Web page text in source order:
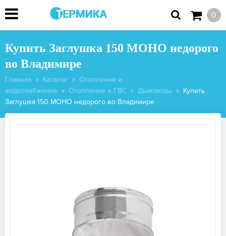
0
Купить Заглушка 150 МОНО недорого
во Владимире
Главная Каталог
Отопление и
водоснабжение
Отопление и ГВС Дымоходы
Купить
Заглушка 150 МОНО недорого во Владимире